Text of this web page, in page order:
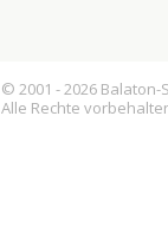
© 2001 - 2026 Balaton-
Alle Rechte